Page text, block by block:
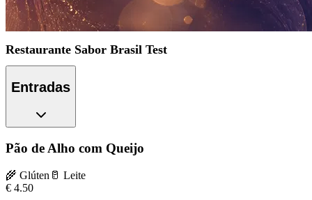
Restaurante Sabor Brasil Test
Entradas
Pão de Alho com Queijo
🌾 Glúten 🥛 Leite
€ 4.50